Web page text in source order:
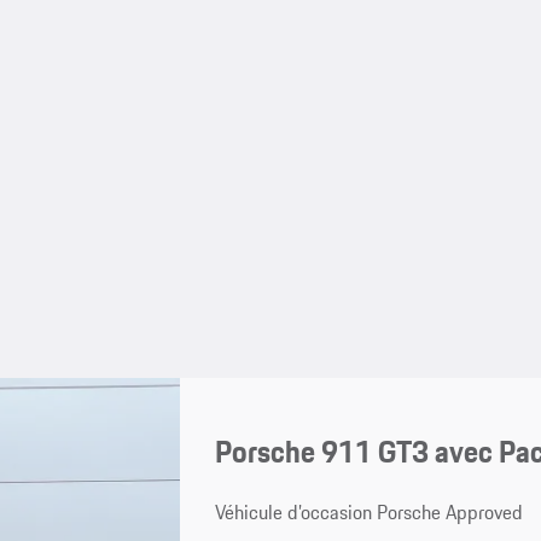
Porsche 911 GT3 avec
Véhicule d’occasion Porsche Approved